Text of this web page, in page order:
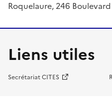
Roquelaure, 246
Liens utiles
Secrétariat CITES